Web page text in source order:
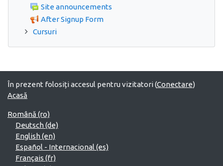
Site announcements
After Signup Form
Cursuri
În prezent folosiți accesul pentru vizitatori (Conectare)
Acasă
Română ‎(ro)‎
Deutsch ‎(de)‎
English ‎(en)‎
Español - Internacional ‎(es)‎
Français ‎(fr)‎